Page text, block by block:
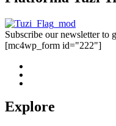
Subscribe our newsletter to
[mc4wp_form id="222"]
Explore